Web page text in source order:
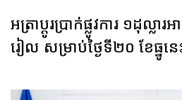
អត្រាប្ដូរប្រាក់ផ្លូវការ ១ដុល្លា
រៀល សម្រាប់ថ្ងៃទី២០ ខែធ្នូនេ